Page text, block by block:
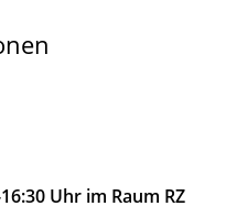
Dynamics
Uhr im Raum RZ